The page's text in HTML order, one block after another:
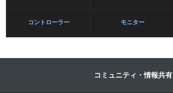
コントローラー モニター
コミュニティ・情報共有